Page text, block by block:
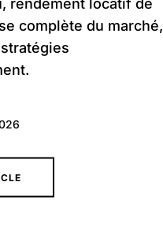
complète du marché,